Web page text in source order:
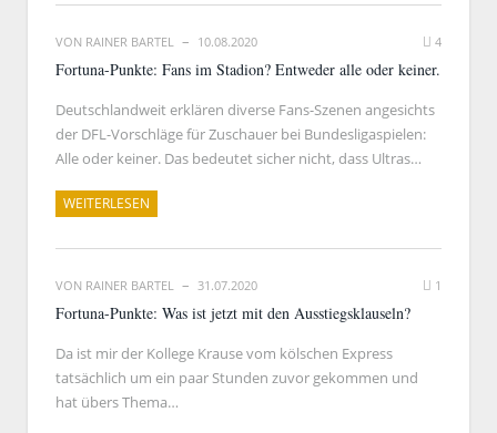
VON RAINER BARTEL 10.08.2020 4
Fortuna-Punkte: Fans im Stadion? Entweder alle oder keiner.
Deutschlandweit erklären diverse Fans-Szenen angesichts
der DFL-Vorschläge für Zuschauer bei Bundesligaspielen:
Alle oder keiner. Das bedeutet sicher nicht, dass Ultras…
WEITERLESEN
VON RAINER BARTEL 31.07.2020 1
Fortuna-Punkte: Was ist jetzt mit den Ausstiegsklauseln?
Da ist mir der Kollege Krause vom kölschen Express
tatsächlich um ein paar Stunden zuvor gekommen und
hat übers Thema…